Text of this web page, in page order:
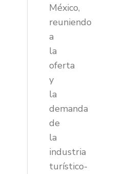
México,
reuniendo
a
la
oferta
y
la
demanda
de
la
industria
turístico-